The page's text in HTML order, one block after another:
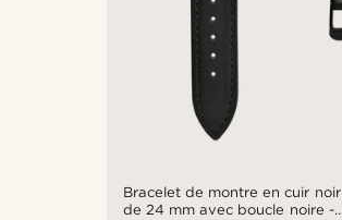
Bracelet de montre en cuir noir
de 24 mm avec boucle noire -